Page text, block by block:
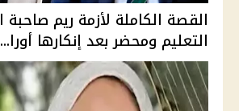
التعليم ومحضر بعد إنكارها أورا...